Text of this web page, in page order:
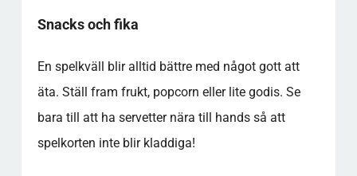
Snacks och fika
En spelkväll blir alltid bättre med något gott att
äta. Ställ fram frukt, popcorn eller lite godis. Se
bara till att ha servetter nära till hands så att
spelkorten inte blir kladdiga!